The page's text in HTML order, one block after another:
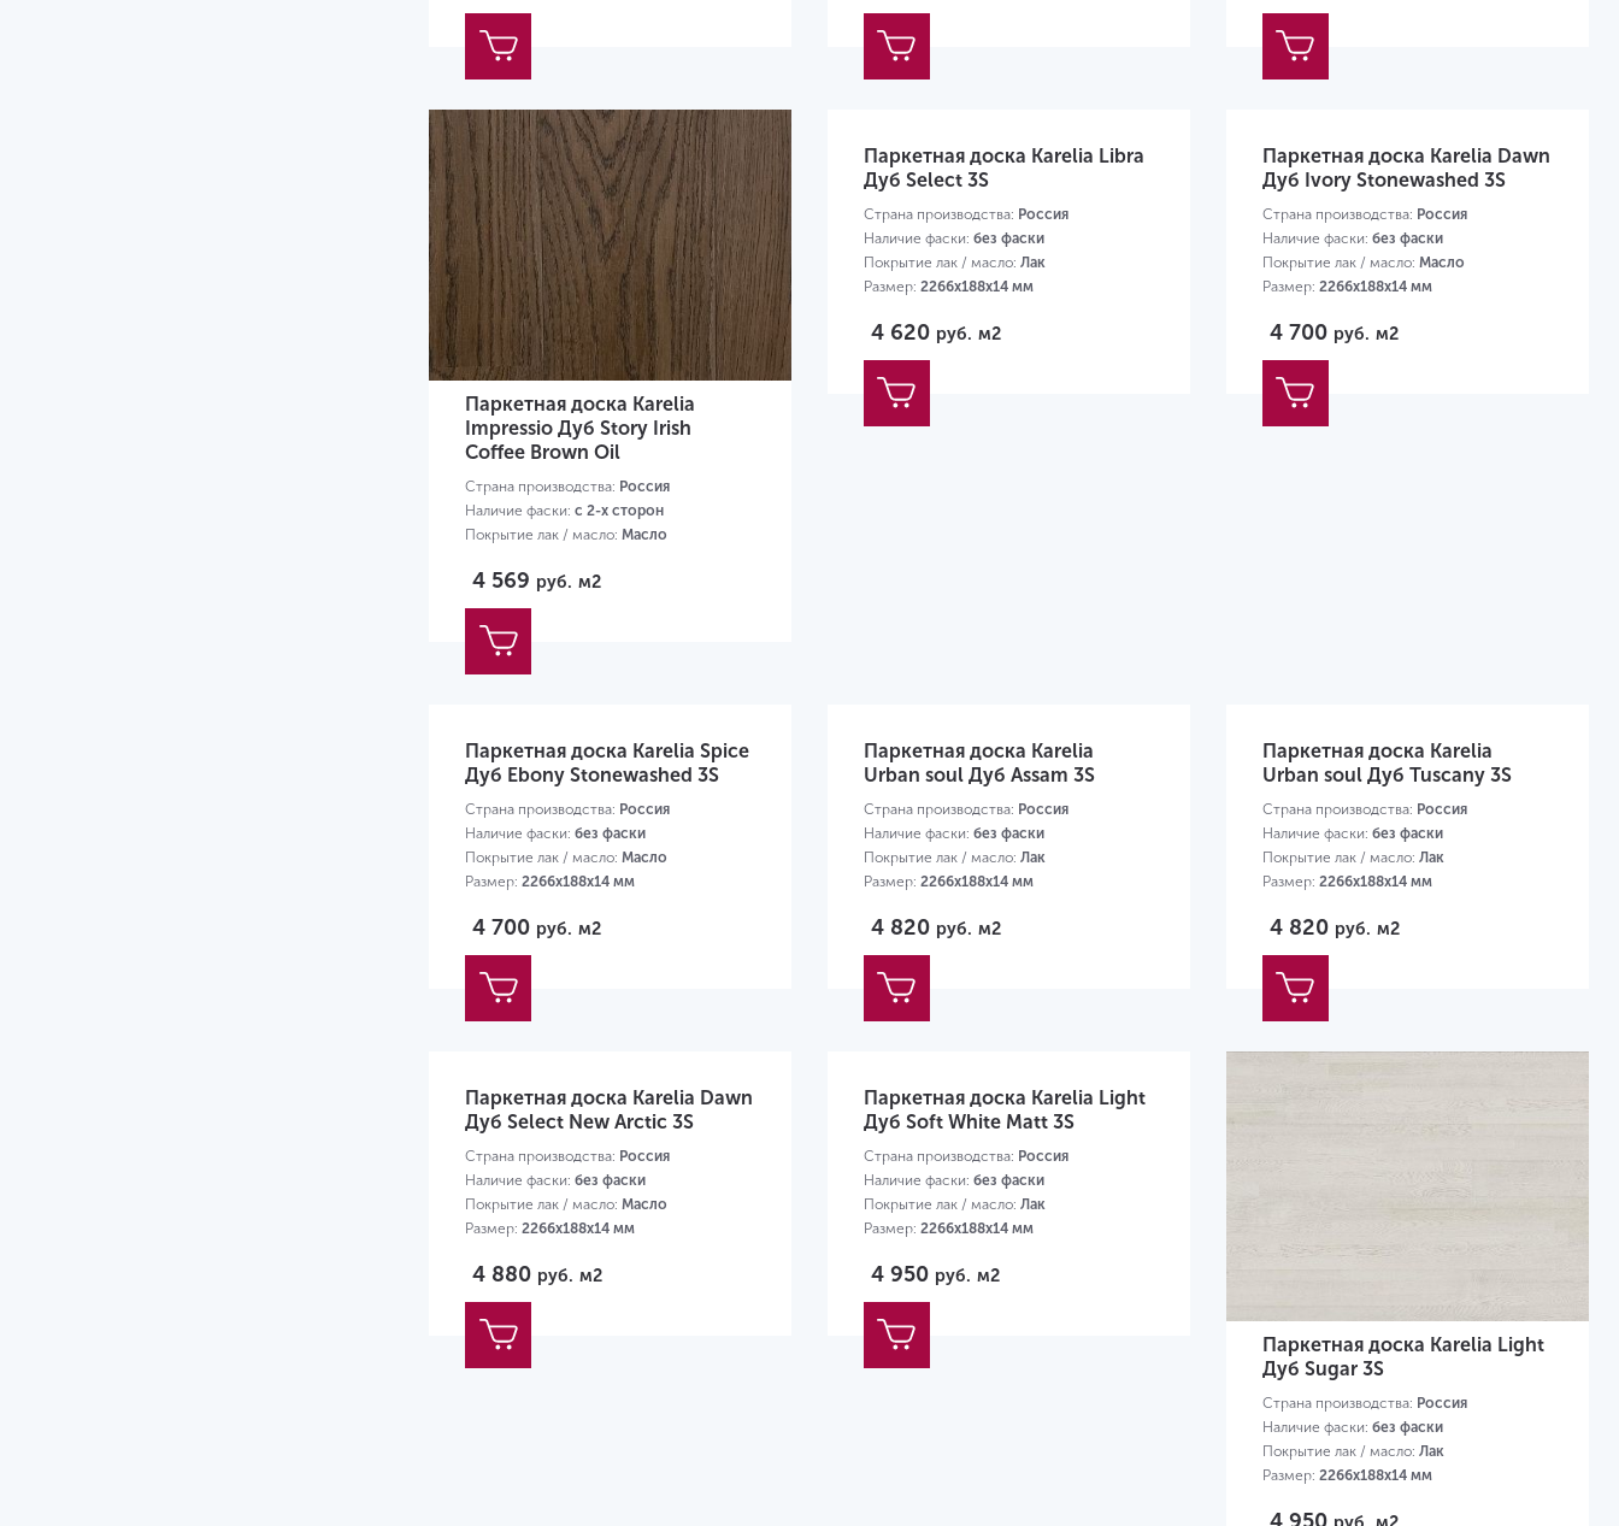
Паркетная доска Karelia
Impressio Дуб Story Irish
Coffee Brown Oil
Страна производства: Россия
Наличие фаски: с 2-х сторон
Покрытие лак / масло: Масло
4 569 руб. м2
Паркетная доска Karelia Libra
Дуб Select 3S
Страна производства: Россия
Наличие фаски: без фаски
Покрытие лак / масло: Лак
Размер: 2266х188х14 мм
4 620 руб. м2
Паркетная доска Karelia Dawn
Дуб Ivory Stonewashed 3S
Страна производства: Россия
Наличие фаски: без фаски
Покрытие лак / масло: Масло
Размер: 2266х188х14 мм
4 700 руб. м2
Паркетная доска Karelia Spice
Дуб Ebony Stonewashed 3S
Страна производства: Россия
Наличие фаски: без фаски
Покрытие лак / масло: Масло
Размер: 2266х188х14 мм
4 700 руб. м2
Паркетная доска Karelia
Urban soul Дуб Assam 3S
Страна производства: Россия
Наличие фаски: без фаски
Покрытие лак / масло: Лак
Размер: 2266х188х14 мм
4 820 руб. м2
Паркетная доска Karelia
Urban soul Дуб Tuscany 3S
Страна производства: Россия
Наличие фаски: без фаски
Покрытие лак / масло: Лак
Размер: 2266х188х14 мм
4 820 руб. м2
Паркетная доска Karelia Dawn
Дуб Select New Arctic 3S
Страна производства: Россия
Наличие фаски: без фаски
Покрытие лак / масло: Масло
Размер: 2266х188х14 мм
4 880 руб. м2
Паркетная доска Karelia Light
Дуб Soft White Matt 3S
Страна производства: Россия
Наличие фаски: без фаски
Покрытие лак / масло: Лак
Размер: 2266х188х14 мм
4 950 руб. м2
Паркетная доска Karelia Light
Дуб Sugar 3S
Страна производства: Россия
Наличие фаски: без фаски
Покрытие лак / масло: Лак
Размер: 2266х188х14 мм